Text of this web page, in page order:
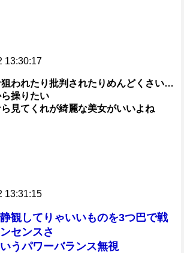
13:30:17
われたり批判されたりめんどくさい…
操りたい
見てくれが綺麗な美女がいいよね
13:31:15
観してりゃいいものを3つ巴で戦
センスさ
うパワーバランス無視